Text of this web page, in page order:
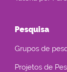
Pesquisa
Grupos de
Projetos de